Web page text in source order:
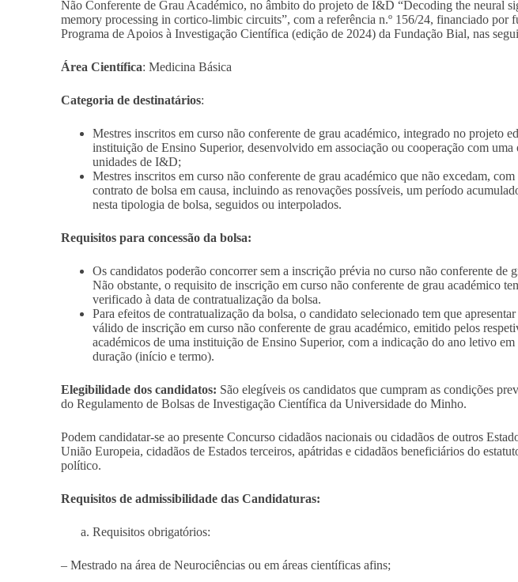
Não Conferente de Grau Académico, no âmbito do projeto de I&D “Decoding the neural
memory processing in cortico-limbic circuits”, com a referência n.º 156/24, financiado por
Programa de Apoios à Investigação Científica (edição de 2024) da Fundação Bial, nas
Área Científica: Medicina Básica
Categoria de destinatários:
Mestres inscritos em curso não conferente de grau académico, integrado no projeto
instituição de Ensino Superior, desenvolvido em associação ou cooperação com uma
unidades de I&D;
Mestres inscritos em curso não conferente de grau académico que não excedam,
contrato de bolsa em causa, incluindo as renovações possíveis, um período
nesta tipologia de bolsa, seguidos ou interpolados.
Requisitos para concessão da bolsa:
Os candidatos poderão concorrer sem a inscrição prévia no curso não conferente de
Não obstante, o requisito de inscrição em curso não conferente de grau académico
verificado à data de contratualização da bolsa.
Para efeitos de contratualização da bolsa, o candidato selecionado tem que
válido de inscrição em curso não conferente de grau académico, emitido pelos
académicos de uma instituição de Ensino Superior, com a indicação do ano letivo em
duração (início e termo).
Elegibilidade dos candidatos: São elegíveis os candidatos que cumpram as condições
do Regulamento de Bolsas de Investigação Científica da Universidade do Minho.
Podem candidatar-se ao presente Concurso cidadãos nacionais ou cidadãos de outros
União Europeia, cidadãos de Estados terceiros, apátridas e cidadãos beneficiários do
político.
Requisitos de admissibilidade das Candidaturas:
Requisitos obrigatórios:
– Mestrado na área de Neurociências ou em áreas científicas afins;